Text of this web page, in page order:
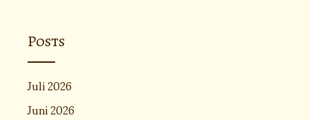
Posts
Juli 2026
Juni 2026